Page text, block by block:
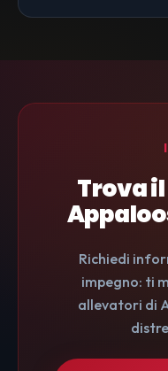
Trova
Richiedi
impegno: ti
allevatori di